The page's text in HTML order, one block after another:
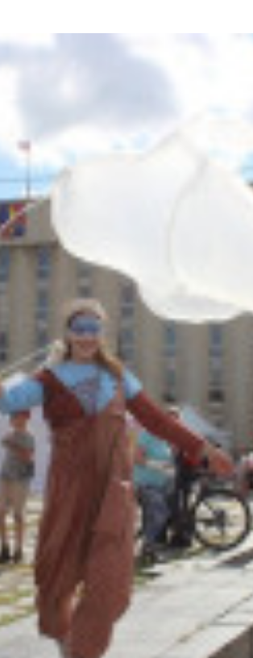
Сайт:
Адрес:
Телефон: